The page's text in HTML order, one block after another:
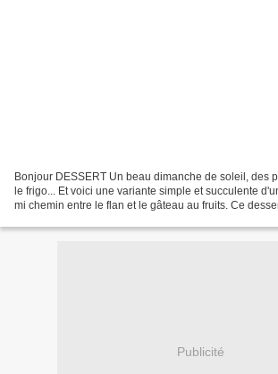
Bonjour DESSERT Un beau dimanche de soleil, des
le frigo... Et voici une variante simple et succulente
mi chemin entre le flan et le gâteau au fruits. Ce
Publicité